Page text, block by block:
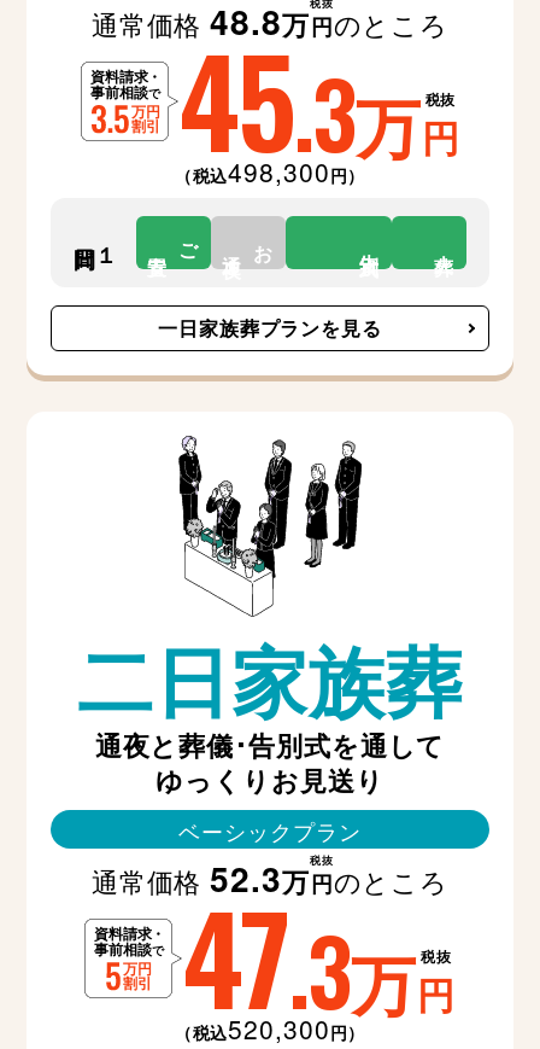
通常価格48.8万円
税抜
のところ
45.3万円
税抜
（税込498,300円）
ご お
一日家族葬プランを見る
二日家族葬
通夜と葬儀･告別式を通して
ゆっくりお見送り
ベーシックプラン
通常価格52.3万円
税抜
のところ
47.3万円
税抜
（税込520,300円）